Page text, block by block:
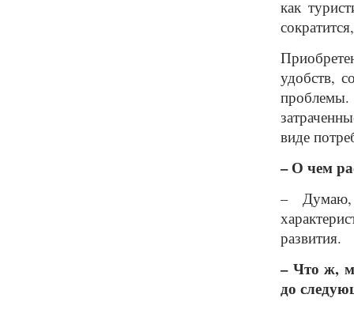
как
удобств,
проблемы.
виде
– О чем
– Думаю,
развития.
– Что ж,
до